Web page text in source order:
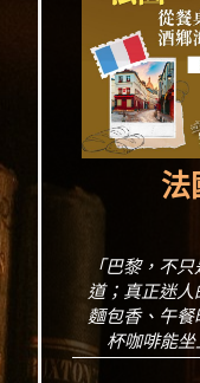
法
「巴黎，不
道；真正迷
麵包香、午
杯咖啡能